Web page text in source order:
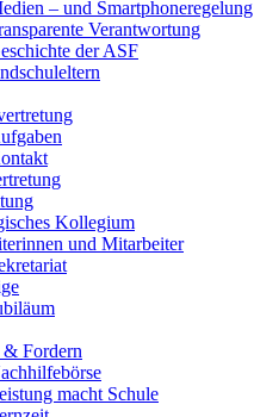
– und Smartphoneregelung
Verantwortung
der ASF
Kollegium
und Mitarbeiter
Fordern
macht Schule